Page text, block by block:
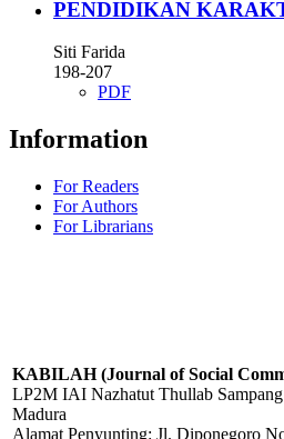
PENDIDIKAN
Siti Farida
198-207
PDF
Information
For Readers
For Authors
For Librarians
KABILAH (Journal of Social
LP2M IAI Nazhatut Thullab Sampang
Madura
Alamat Penyunting: Jl. Diponegoro